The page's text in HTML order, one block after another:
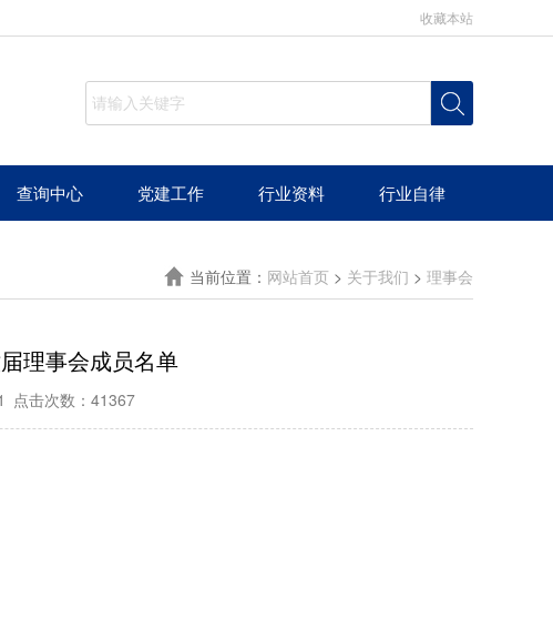
收藏本站
查询中心 党建工作 行业资料 行业自律
当前位置： 网站首页 > 关于我们 > 理事会
理事会成员名单
点击次数：41367